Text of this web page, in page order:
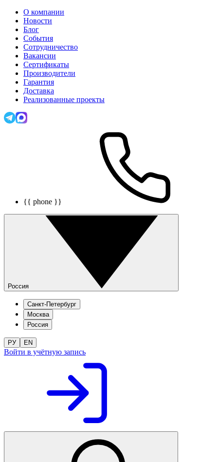
О компании
Новости
Блог
События
Сотрудничество
Вакансии
Сертификаты
Производители
Гарантия
Доставка
Реализованные проекты
{{ phone }}
Россия
Санкт-Петербург
Москва
Россия
РУ EN
Войти в учётную запись